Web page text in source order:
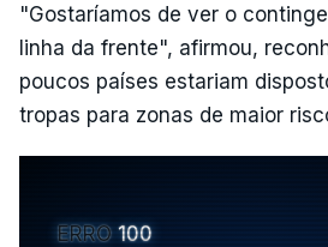
"Gostaríamos de ver o
linha da frente", afirmou,
poucos países estariam
tropas para zonas de maior
ERRO 100